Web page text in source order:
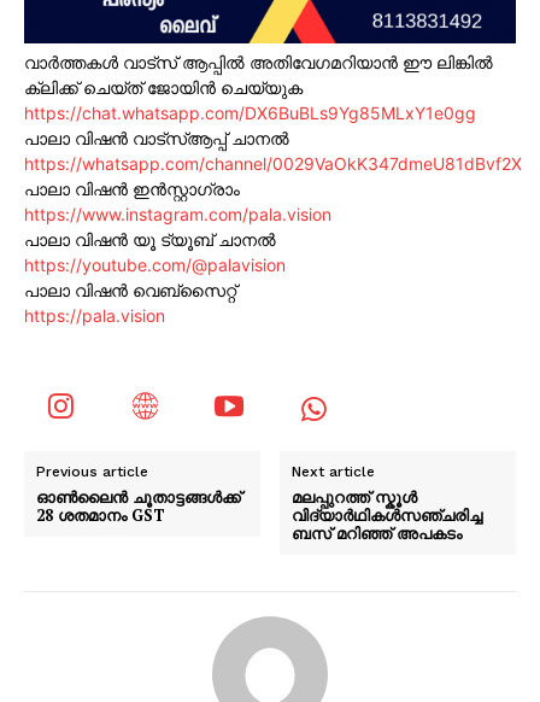
വാർത്തകൾ വാട്സ് ആപ്പിൽ അതിവേഗമറിയാൻ ഈ ലിങ്കിൽ
ക്ലിക്ക് ചെയ്ത് ജോയിൻ ചെയ്യുക
https://chat.whatsapp.com/DX6BuBLs9Yg85MLxY1e0gg
പാലാ വിഷൻ വാട്സ്ആപ്പ് ചാനൽ
https://whatsapp.com/channel/0029VaOkK347dmeU81dBvf2X
പാലാ വിഷൻ ഇൻസ്റ്റാഗ്രാം
https://www.instagram.com/pala.vision
പാലാ വിഷൻ യൂ ട്യൂബ് ചാനൽ
https://youtube.com/@palavision
പാലാ വിഷൻ വെബ്സൈറ്റ്
https://pala.vision
Previous article
ഓൺലൈൻ ചൂതാട്ടങ്ങൾക്ക്
28 ശതമാനം GST
Next article
മലപ്പുറത്ത് സ്കൂൾ
വിദ്യാർഥികൾസഞ്ചരിച്ച
ബസ് മറിഞ്ഞ് അപകടം